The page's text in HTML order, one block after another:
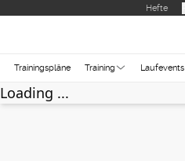
Hefte
Trainingspläne Training Laufevents
Loading ...